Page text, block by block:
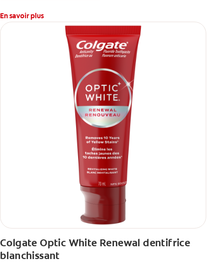
En savoir plus
Colgate Optic White Renewal dentifrice
blanchissant